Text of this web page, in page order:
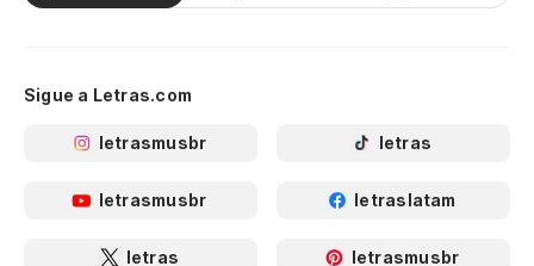
Sigue a Letras.com
letrasmusbr letras
letrasmusbr letraslatam
letras letrasmusbr